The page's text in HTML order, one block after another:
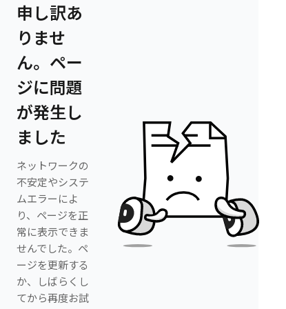
申し訳あ
りませ
ん。ペー
ジに問題
が発生し
ました
ネットワークの
不安定やシステ
ムエラーによ
り、ページを正
常に表示できま
せんでした。ペ
ージを更新する
か、しばらくし
てから再度お試